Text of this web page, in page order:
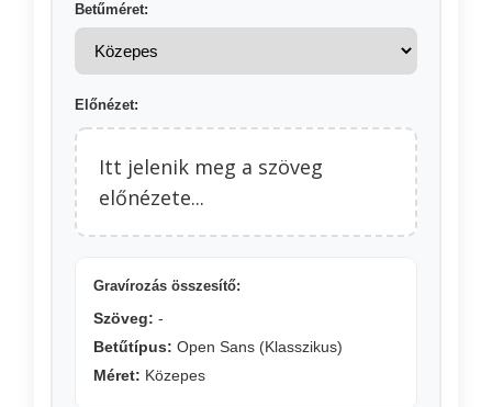
Betűméret:
Előnézet:
Itt jelenik meg a szöveg
előnézete...
Gravírozás összesítő:
Szöveg: -
Betűtípus: Open Sans (Klasszikus)
Méret: Közepes